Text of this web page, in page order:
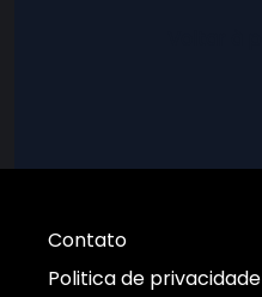
Contato
Politica de privacidade